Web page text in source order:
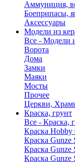
Аммуниция,
Боеприпасы,
Аксессуары
Модели из
Все - Модели
Ворота
Дома
Замки
Маяки
Мосты
Прочее
Церкви,
Краска, грунт
Все - Краска,
Краска Hobby
Краска Gunze
Краска Gunze
Краска Gunze